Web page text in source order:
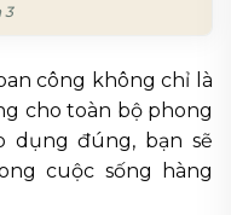
3
công không chỉ là
cho toàn bộ phong
dụng đúng, bạn sẽ
cuộc sống hàng